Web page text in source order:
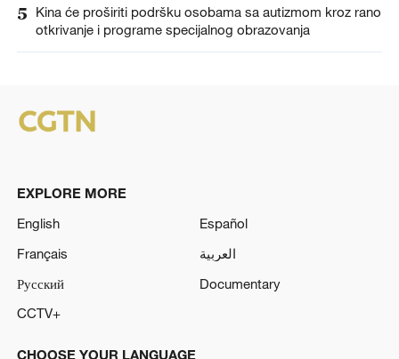
5
Kina će proširiti podršku osobama sa autizmom kroz rano
otkrivanje i programe specijalnog obrazovanja
EXPLORE MORE
English
Español
Français
العربية
Русский
Documentary
CCTV+
CHOOSE YOUR LANGUAGE